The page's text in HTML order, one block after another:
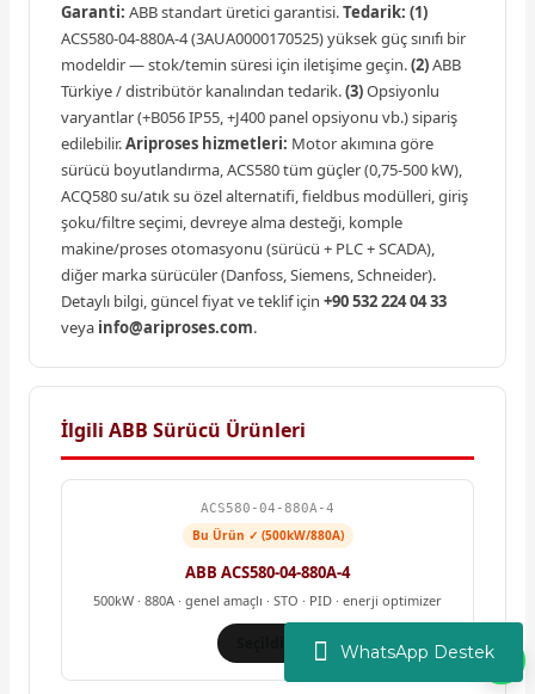
WhatsApp Destek
Garanti: ABB standart üretici garantisi.Tedarik: (1)
ACS580-04-880A-4 (3AUA0000170525) yüksek güç sınıfı bir
modeldir — stok/temin süresi için iletişime geçin.(2)ABB
Türkiye / distribütör kanalından tedarik.(3)Opsiyonlu
varyantlar (+B056 IP55, +J400 panel opsiyonu vb.) sipariş
edilebilir.Ariproses hizmetleri: Motor akımına göre
sürücü boyutlandırma, ACS580 tüm güçler (0,75-500 kW),
ACQ580 su/atık su özel alternatifi, fieldbus modülleri, giriş
şoku/filtre seçimi, devreye alma desteği, komple
makine/proses otomasyonu (sürücü + PLC + SCADA),
diğer marka sürücüler (Danfoss, Siemens, Schneider).
Detaylı bilgi, güncel fiyat ve teklif için +90 532 224 04 33
veya info@ariproses.com.
İlgili ABB Sürücü Ürünleri
ACS580-04-880A-4
Bu Ürün ✓ (500kW/880A)
ABB ACS580-04-880A-4
500kW · 880A · genel amaçlı · STO · PID · enerji optimizer